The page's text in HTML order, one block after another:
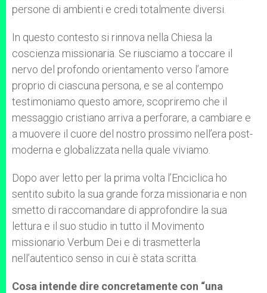
persone di ambienti e credi totalmente diversi.
In questo contesto si rinnova nella Chiesa la
coscienza missionaria. Se riusciamo a toccare il
nervo del profondo orientamento verso l’amore
proprio di ciascuna persona, e se al contempo
testimoniamo questo amore, scopriremo che il
messaggio cristiano arriva a perforare, a cambiare e
a muovere il cuore del nostro prossimo nell’era post-
moderna e globalizzata nella quale viviamo.
Dopo aver letto per la prima volta l’Enciclica ho
sentito subito la sua grande forza missionaria e non
smetto di raccomandare di approfondire la sua
lettura e il suo studio in tutto il Movimento
missionario Verbum Dei e di trasmetterla
nell’autentico senso in cui è stata scritta.
Cosa intende dire concretamente con “una